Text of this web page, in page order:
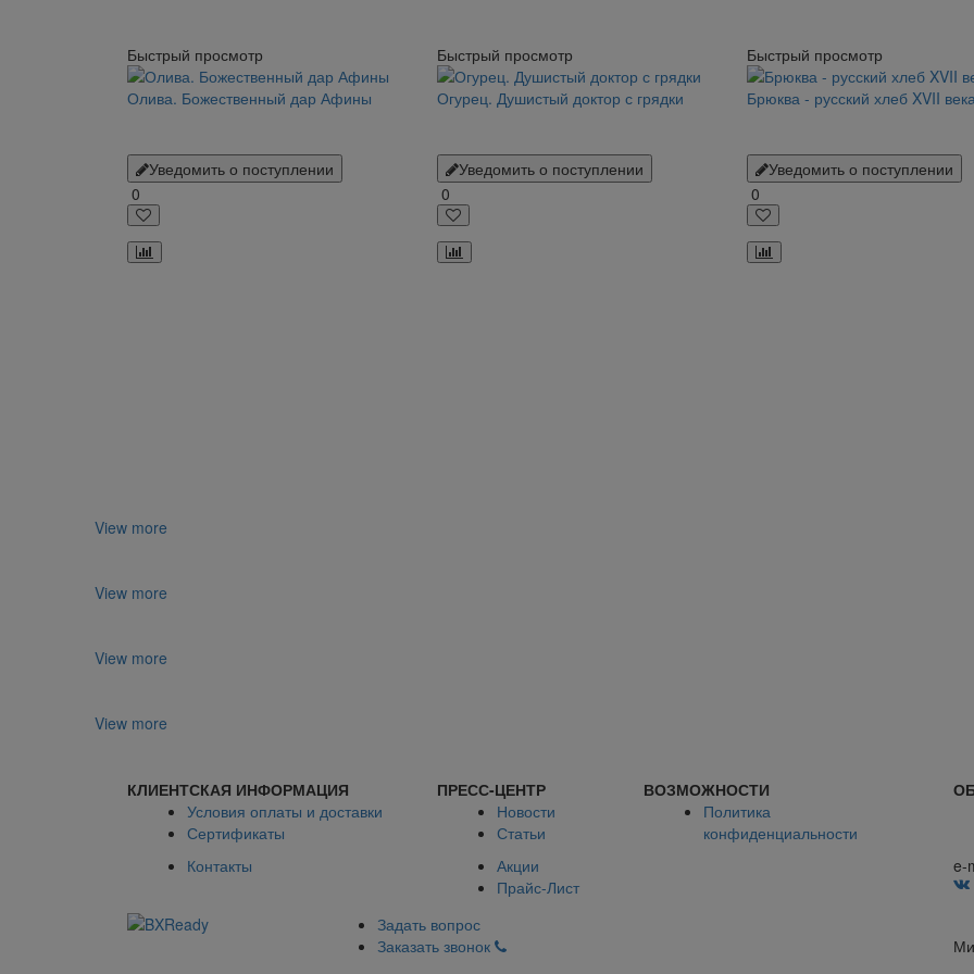
Быстрый просмотр
Олива. Божественный дар Афины
Уведомить о поступлении
0
Быстрый просмотр
Огурец. Душистый доктор с грядки
Уведомить о поступлении
0
Быстрый просмотр
Брюква - русский хлеб XVII
Уведомить о поступлении
0
View more
View more
View more
View more
КЛИЕНТСКАЯ ИНФОРМАЦИЯ ПРЕСС-ЦЕНТР ВОЗМОЖНОСТИ
Условия оплаты и доставки
Сертификаты
Контакты
Новости
Статьи
Акции
Прайс-Лист
Политика
конфиденциальности
e-
Задать вопрос
Заказать звонок